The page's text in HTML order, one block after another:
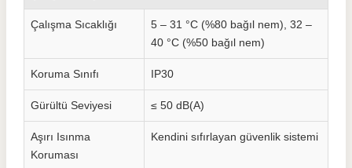
Çalışma Sıcaklığı
5 – 31 °C (%80 bağıl nem), 32 –
40 °C (%50 bağıl nem)
Koruma Sınıfı IP30
Gürültü Seviyesi ≤ 50 dB(A)
Aşırı Isınma
Koruması
Kendini sıfırlayan güvenlik sistemi